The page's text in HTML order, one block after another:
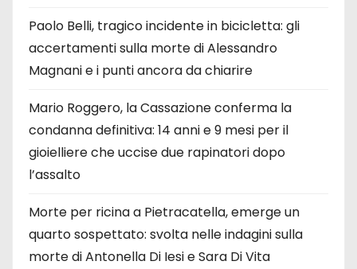
Paolo Belli, tragico incidente in bicicletta: gli
accertamenti sulla morte di Alessandro
Magnani e i punti ancora da chiarire
Mario Roggero, la Cassazione conferma la
condanna definitiva: 14 anni e 9 mesi per il
gioielliere che uccise due rapinatori dopo
l’assalto
Morte per ricina a Pietracatella, emerge un
quarto sospettato: svolta nelle indagini sulla
morte di Antonella Di Iesi e Sara Di Vita